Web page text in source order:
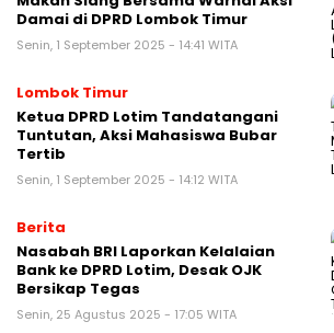
Damai di DPRD Lombok Timur
Senin, 1 September 2025 - 14:41 WITA
Lombok Timur
Ketua DPRD Lotim Tandatangani
Tuntutan, Aksi Mahasiswa Bubar
Tertib
Senin, 1 September 2025 - 14:12 WITA
Berita
Nasabah BRI Laporkan Kelalaian
Bank ke DPRD Lotim, Desak OJK
Bersikap Tegas
Senin, 25 Agustus 2025 - 17:05 WITA